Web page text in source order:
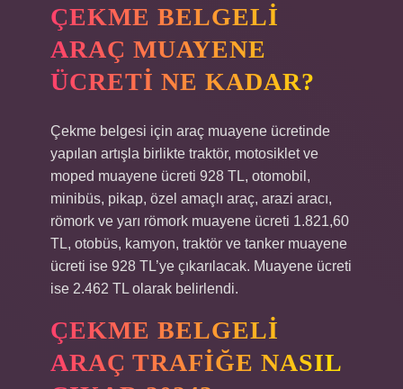
ÇEKME BELGELI
ARAÇ MUAYENE
ÜCRETI NE KADAR?
Çekme belgesi için araç muayene ücretinde
yapılan artışla birlikte traktör, motosiklet ve
moped muayene ücreti 928 TL, otomobil,
minibüs, pikap, özel amaçlı araç, arazi aracı,
römork ve yarı römork muayene ücreti 1.821,60
TL, otobüs, kamyon, traktör ve tanker muayene
ücreti ise 928 TL’ye çıkarılacak. Muayene ücreti
ise 2.462 TL olarak belirlendi.
ÇEKME BELGELI
ARAÇ TRAFIĞE NASIL